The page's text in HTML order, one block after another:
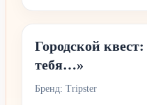
Городской
тебя…»
Бренд: Tripster